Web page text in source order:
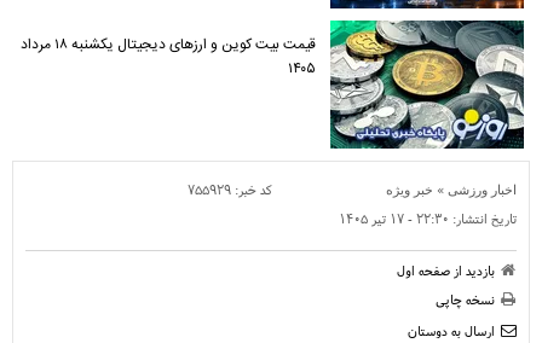
قیمت بیت کوین و ارز‌های دیجیتال یکشنبه ۱۸ مرداد
۱۴۰۵
اخبار ورزشی » خبر ویژه کد خبر: ۷۵۵۹۲۹
تاریخ انتشار: ۲۲:۳۰ - ۱۷ تير ۱۴۰۵
بازدید از صفحه اول
نسخه چاپی
ارسال به دوستان